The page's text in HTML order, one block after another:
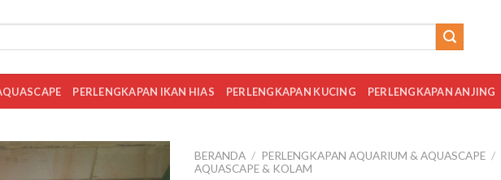
PERLENGKAPAN IKAN HIAS PERLENGKAPAN KUCING PERLENGKAPAN ANJING
BERANDA / PERLENGKAPAN AQUARIUM & AQUASCAPE /
AQUASCAPE & KOLAM